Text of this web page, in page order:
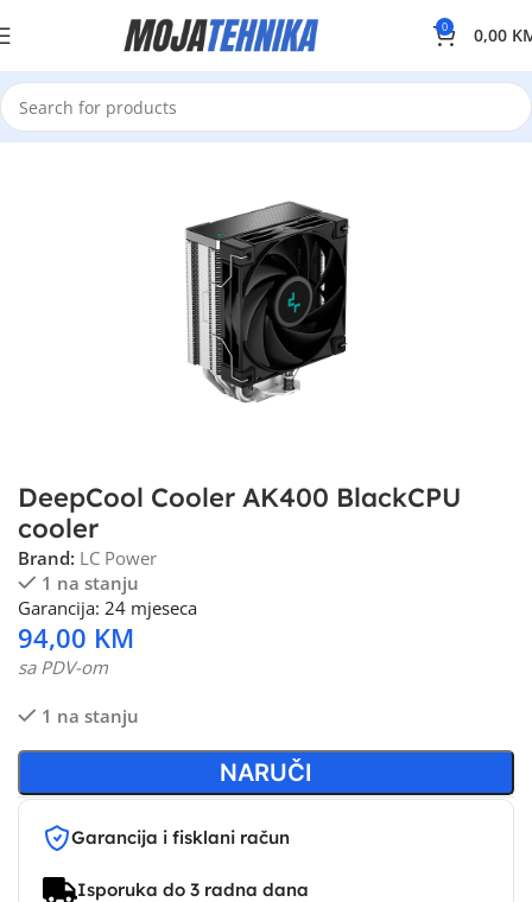
0 0,00
DeepCool Cooler AK400 BlackCPU
cooler
Brand: LC Power
1 na stanju
Garancija: 24 mjeseca
94,00 KM
sa PDV-om
1 na stanju
NARUČI
Garancija i fisklani račun
Isporuka do 3 radna dana